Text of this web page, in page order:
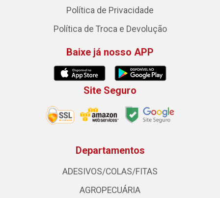
Política de Privacidade
Política de Troca e Devolução
Baixe já nosso APP
Site Seguro
Departamentos
ADESIVOS/COLAS/FITAS
AGROPECUÁRIA